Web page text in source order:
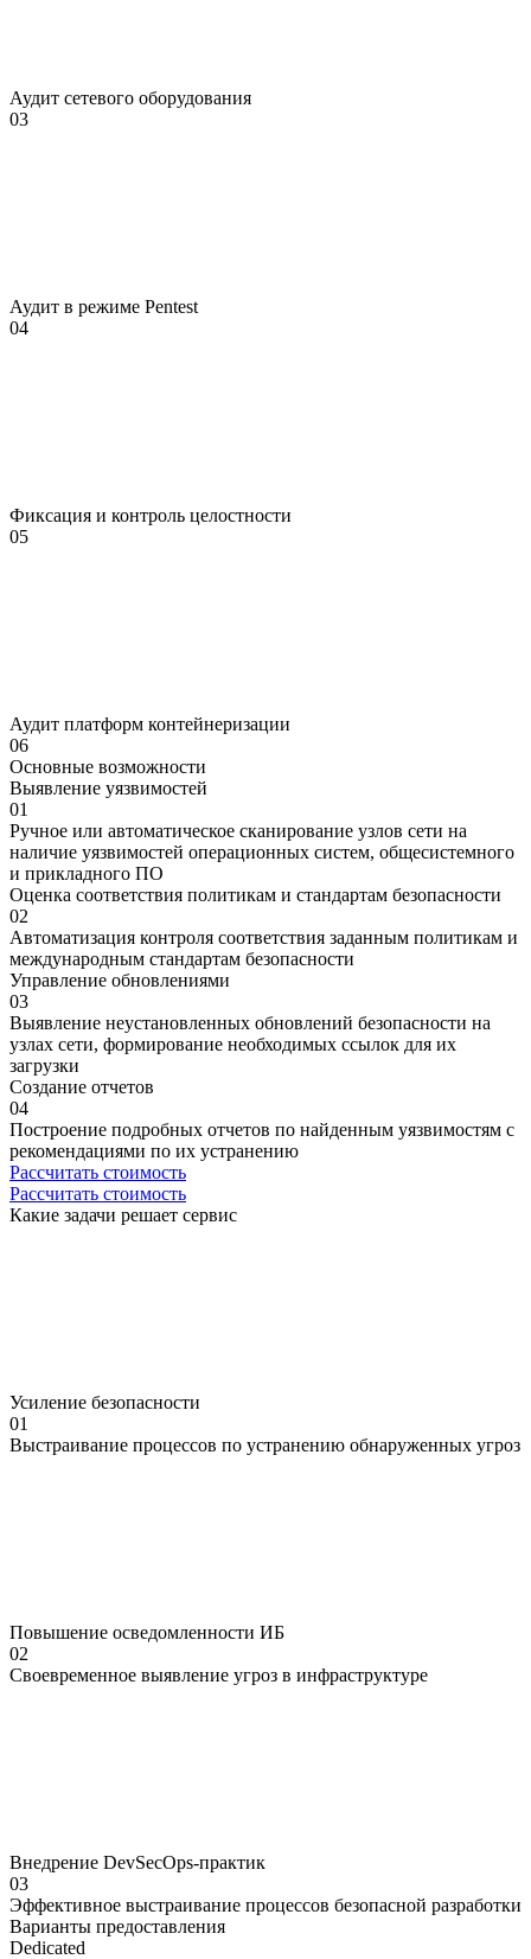
Аудит сетевого оборудования
03
Аудит в режиме Pentest
04
Фиксация и контроль целостности
05
Аудит платформ контейнеризации
06
Основные возможности
Выявление уязвимостей
01
Ручное или автоматическое сканирование узлов сети на
наличие уязвимостей операционных систем, общесистемного
и прикладного ПО
Оценка соответствия политикам и стандартам безопасности
02
Автоматизация контроля соответствия заданным политикам и
международным стандартам безопасности
Управление обновлениями
03
Выявление неустановленных обновлений безопасности на
узлах сети, формирование необходимых ссылок для их
загрузки
Создание отчетов
04
Построение подробных отчетов по найденным уязвимостям с
рекомендациями по их устранению
Рассчитать стоимость
Рассчитать стоимость
Какие задачи решает сервис
Усиление безопасности
01
Выстраивание процессов по устранению обнаруженных угроз
Повышение осведомленности ИБ
02
Своевременное выявление угроз в инфраструктуре
Внедрение DevSecOps-практик
03
Эффективное выстраивание процессов безопасной разработки
Варианты предоставления
Dedicated